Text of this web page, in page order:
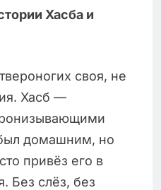
Хасба и
своя, не
Хасб —
домашним, но
привёз его в
Без слёз, без